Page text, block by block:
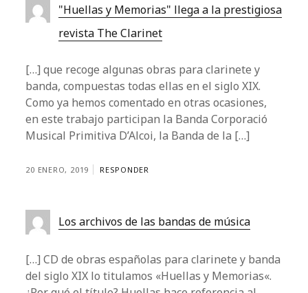
"Huellas y Memorias" llega a la prestigiosa
revista The Clarinet
[…] que recoge algunas obras para clarinete y
banda, compuestas todas ellas en el siglo XIX.
Como ya hemos comentado en otras ocasiones,
en este trabajo participan la Banda Corporació
Musical Primitiva D’Alcoi, la Banda de la […]
20 ENERO, 2019 RESPONDER
Los archivos de las bandas de música
[…] CD de obras españolas para clarinete y banda
del siglo XIX lo titulamos «Huellas y Memorias«.